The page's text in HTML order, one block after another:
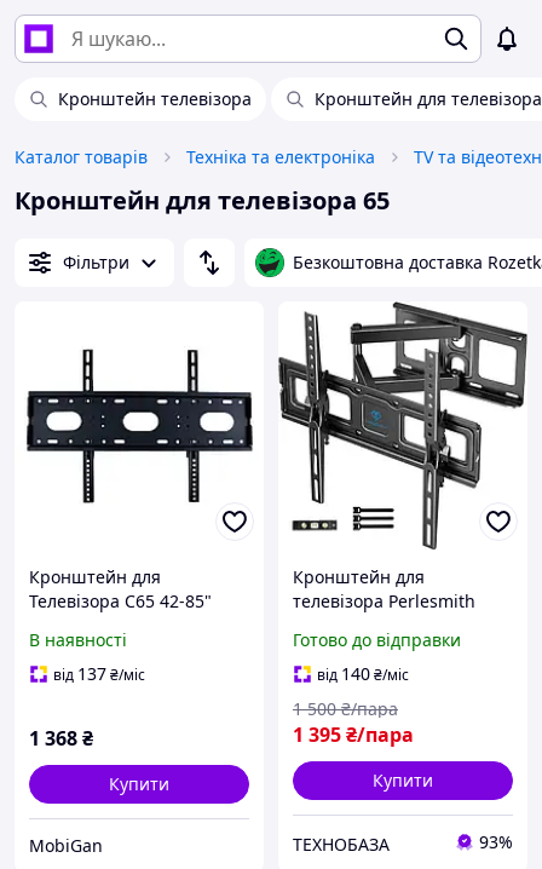
Кронштейн телевізора Кронштейн для
Каталог товарів Техніка та електроніка TV та
Кронштейн для телевізора 65
Фільтри Безкоштовна доставка
Кронштейн для
Телевізора C65 42-85"
В наявності
від 137₴/міс
1 368₴
Купити
MobiGan
Кронштейн для
телевізора Perlesmith
VESA 100x100 400x400 мм
Готово до відправки
від 140₴/міс
1 395₴/пара
1 500 ₴/пара
Купити
ТЕХНОБАЗА 93%